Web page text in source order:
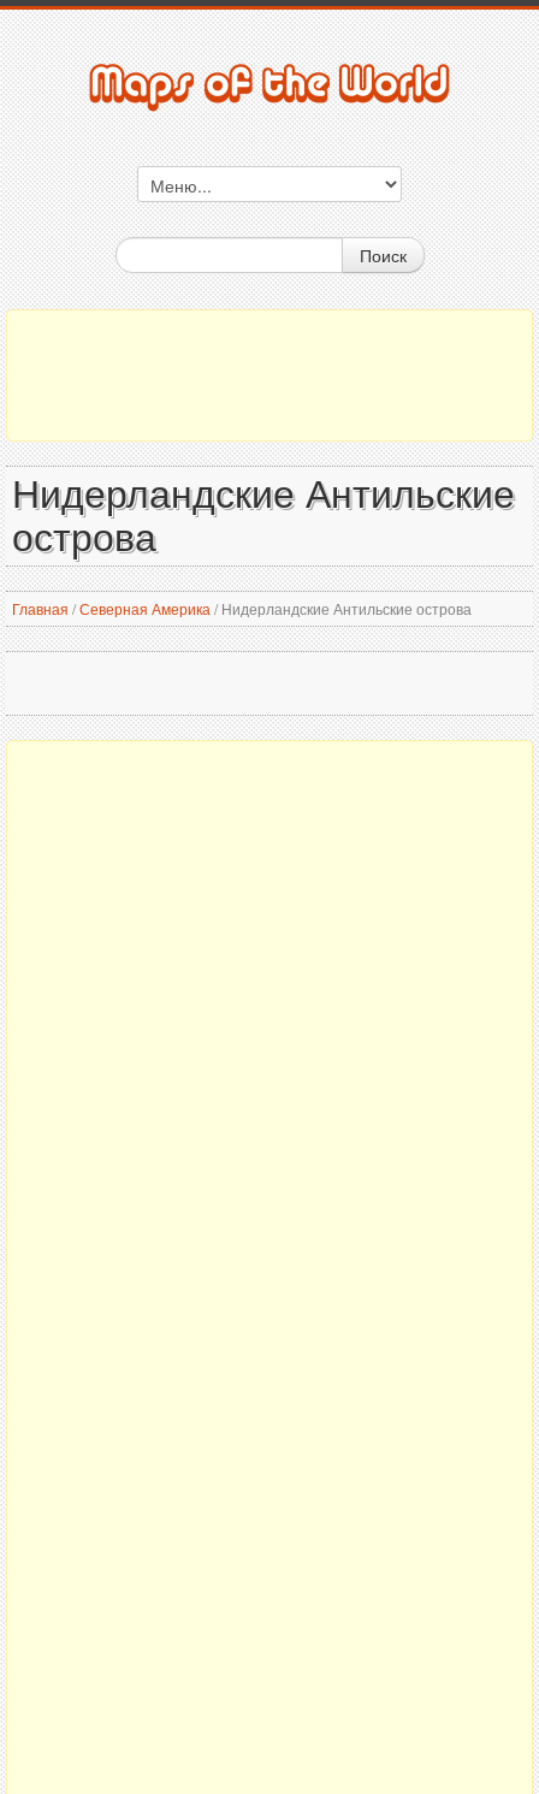
Поиск
Нидерландские Антильские
острова
Главная /Северная Америка /Нидерландские Антильские острова